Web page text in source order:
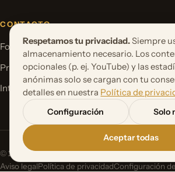
CONTACTO
Formulario de contacto
Proponer un proyecto de libro
International Rights
© 2026 Orbita Media GmbH. Todos los derechos
Aviso legalPolítica de privacidadConfiguración
Respetamos tu privacidad. Siempre
almacenamiento necesario. Los
opcionales (p. ej. YouTube) y las
anónimas solo se cargan con tu
detalles en nuestra Política de
Configuración
Solo
Aceptar todas